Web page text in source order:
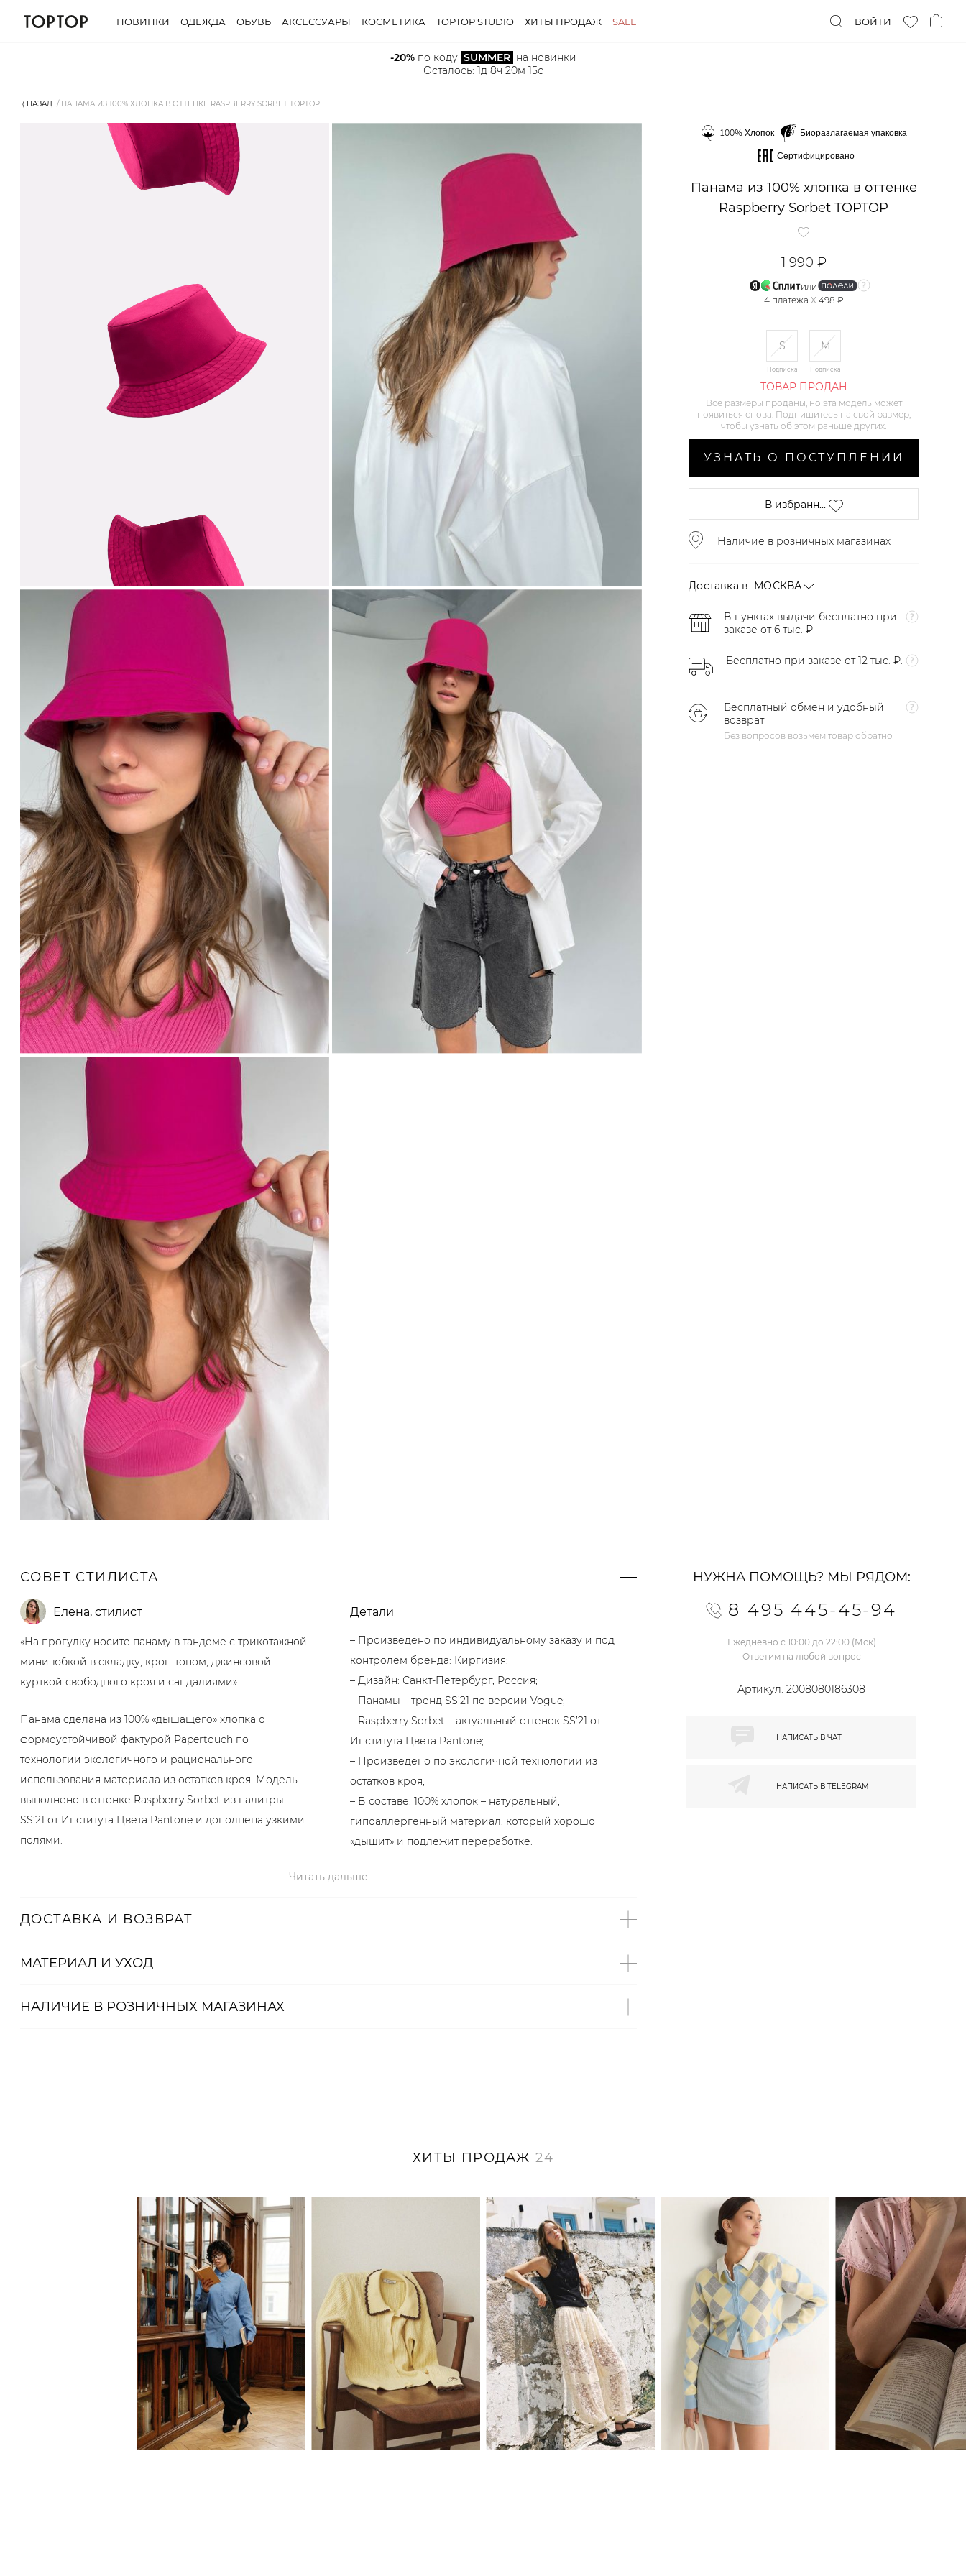
НОВИНКИ ОДЕЖДА ОБУВЬ АКСЕССУАРЫ КОСМЕТИКА TOPTOP STUDIO ХИТЫ ПРОДАЖ SALE ВОЙТИ
-20% по коду SUMMER на новинки
Осталось: 1д 8ч 20м 14с
⟨ НАЗАД ПАНАМА ИЗ 100% ХЛОПКА В ОТТЕНКЕ RASPBERRY SORBET TOPTOP
100% Хлопок
Биоразлагаемая упаковка
Сертифицировано
Панама из 100% хлопка в оттенке
Raspberry Sorbet TOPTOP
1 990 ₽
или
4 платежа X 498 ₽
S
Подписка
M
Подписка
ТОВАР ПРОДАН
Все размеры проданы, но эта модель может
появиться снова. Подпишитесь на свой размер,
чтобы узнать об этом раньше других.
УЗНАТЬ О ПОСТУПЛЕНИИ
В избранн...
Наличие в розничных магазинах
Доставка в МОСКВА
В пунктах выдачи бесплатно при
заказе от 6 тыс. ₽
Бесплатно при заказе от 12 тыс. ₽.
Бесплатный обмен и удобный
возврат
Без вопросов возьмем товар обратно
СОВЕТ СТИЛИСТА
Елена, стилист
«На прогулку носите панаму в тандеме с трикотажной
мини-юбкой в складку, кроп-топом, джинсовой
курткой свободного кроя и сандалиями».
Панама сделана из 100% «дышащего» хлопка с
формоустойчивой фактурой Papertouch по
технологии экологичного и рационального
использования материала из остатков кроя. Модель
выполнено в оттенке Raspberry Sorbet из палитры
SS’21 от Института Цвета Pantone и дополнена узкими
полями.
Артикул
Детали
– Произведено по индивидуальному заказу и под
контролем бренда: Киргизия;
– Дизайн: Санкт-Петербург, Россия;
– Панамы – тренд SS’21 по версии Vogue;
– Raspberry Sorbet – актуальный оттенок SS’21 от
Института Цвета Pantone;
– Произведено по экологичной технологии из
остатков кроя;
– В составе: 100% хлопок – натуральный,
гипоаллергенный материал, который хорошо
«дышит» и подлежит переработке.
Читать дальше
ДОСТАВКА И ВОЗВРАТ
МАТЕРИАЛ И УХОД
НАЛИЧИЕ В РОЗНИЧНЫХ МАГАЗИНАХ
НУЖНА ПОМОЩЬ? МЫ РЯДОМ:
8 495 445-45-94
Ежедневно с 10:00 до 22:00 (Мск)
Ответим на любой вопрос
Артикул:2008080186308
НАПИСАТЬ В ЧАТ
НАПИСАТЬ В TELEGRAM
ХИТЫ ПРОДАЖ 24
XS S M L XS/S M/L XS S M L XS S M XS S M L